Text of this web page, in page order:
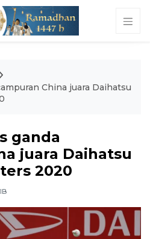
China juara Daihatsu
ganda
juara Daihatsu
2020